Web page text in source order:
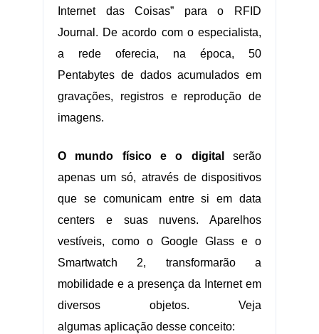
Internet das Coisas” para o RFID
Journal. De acordo com o especialista,
a rede oferecia, na época, 50
Pentabytes de dados acumulados em
gravações, registros e reprodução de
imagens.
O mundo físico e o digital
serão
apenas um só, através de dispositivos
que se comunicam entre si em data
centers e suas nuvens. Aparelhos
vestíveis, como o Google Glass e o
Smartwatch 2, transformarão a
mobilidade e a presença da Internet em
diversos objetos. Veja
algumas aplicação desse conceito: